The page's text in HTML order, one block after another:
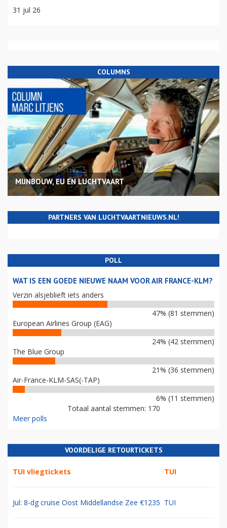
31 jul 26
COLUMNS
MIJNBOUW, EU EN LUCHTVAART
PARTNERS VAN LUCHTVAARTNIEUWS.NL!
POLL
WAT IS EEN GOEDE NIEUWE NAAM VOOR AIR FRANCE-KLM?
Verzin alsjeblieft iets anders
47% (81 stemmen)
European Airlines Group (EAG)
24% (42 stemmen)
The Blue Group
21% (36 stemmen)
Air-France-KLM-SAS(-TAP)
6% (11 stemmen)
Totaal aantal stemmen: 170
Meer polls
VOORDELIGE RETOURTICKETS
TUI vliegtickets TUI
Jul: 8-dg cruise Oost Middellandse Zee €1235 TUI